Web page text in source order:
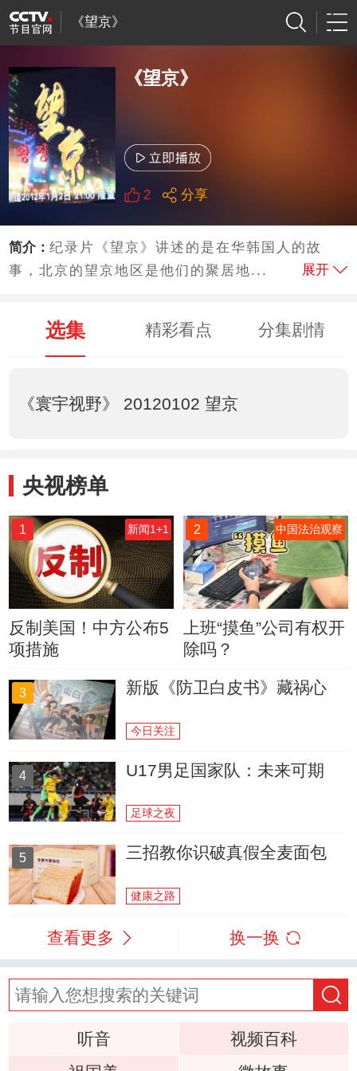
《望京》
《望京》
2 分享
简介：纪录片《望京》讲述的是在华韩国人的故
事，北京的望京地区是他们的聚居地...
展开
选集 精彩看点 分集剧情
《寰宇视野》 20120102 望京
央视榜单
1 新闻1+1
反制美国！中方公布5
项措施
2 中国法治观察
上班“摸鱼”公司有权开
除吗？
3 新版《防卫白皮书》藏祸心
今日关注
4 U17男足国家队：未来可期
足球之夜
5 三招教你识破真假全麦面包
健康之路
查看更多 换一换
听音
视频百科